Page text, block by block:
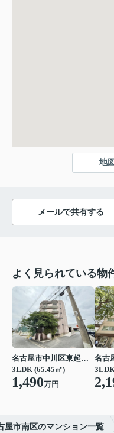
地
メールで共有する
よく見られている物
名古屋市中川区東起町２丁目
3LDK (65.45㎡)
1,490万円
屋市南区のマンション一覧